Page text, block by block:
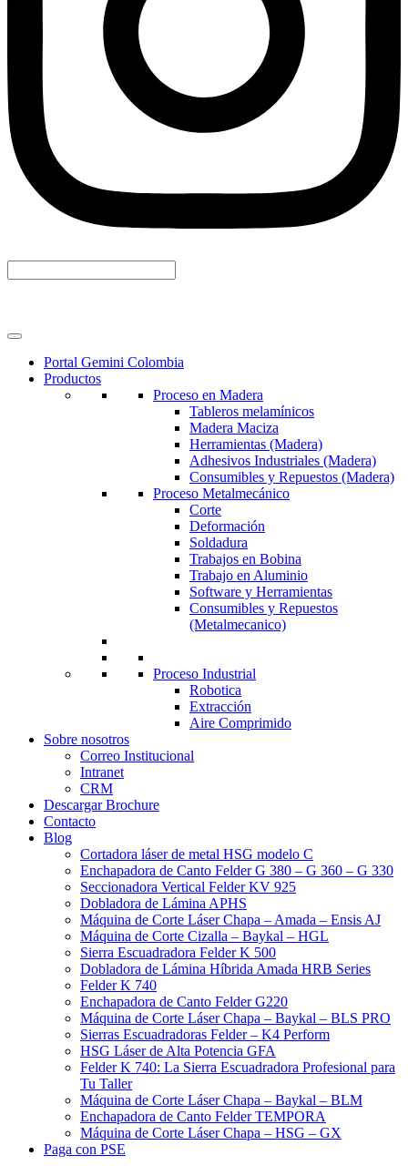
Portal Gemini Colombia
Productos
Proceso en Madera
Tableros melamínicos
Madera Maciza
Herramientas (Madera)
Adhesivos Industriales (Madera)
Consumibles y Repuestos (Madera)
Proceso Metalmecánico
Corte
Deformación
Soldadura
Trabajos en Bobina
Trabajo en Aluminio
Software y Herramientas
Consumibles y Repuestos
(Metalmecanico)
Proceso Industrial
Robotica
Extracción
Aire Comprimido
Sobre nosotros
Correo Institucional
Intranet
CRM
Descargar Brochure
Contacto
Blog
Cortadora láser de metal HSG modelo C​
Enchapadora de Canto Felder G 380 – G 360 – G 330
Seccionadora Vertical Felder KV 925
Dobladora de Lámina APHS
Máquina de Corte Láser Chapa – Amada – Ensis AJ
Máquina de Corte Cizalla – Baykal – HGL
Sierra Escuadradora Felder K 500
Dobladora de Lámina Híbrida Amada HRB Series
Felder K 740
Enchapadora de Canto Felder G220
Máquina de Corte Láser Chapa – Baykal – BLS PRO
Sierras Escuadradoras Felder – K4 Perform
HSG Láser de Alta Potencia GFA
Felder K 740: La Sierra Escuadradora Profesional para
Tu Taller
Máquina de Corte Láser Chapa – Baykal – BLM
Enchapadora de Canto Felder TEMPORA
Máquina de Corte Láser Chapa – HSG – GX
Paga con PSE